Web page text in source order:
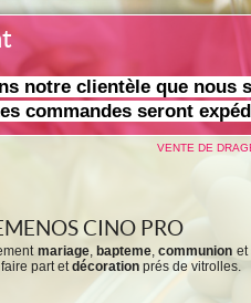
notre clientèle que nous
commandes seront
VENTE DE
CINO PRO
mariage, bapteme,communion et
faire part etdécoration prés de vitrolles.